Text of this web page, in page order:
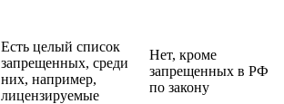
Есть целый список
запрещенных, среди
них, например,
лицензируемые
Нет, кроме
запрещенных в РФ
по закону